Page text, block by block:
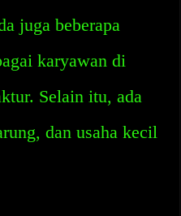
juga beberapa
karyawan di
Selain itu, ada
dan usaha kecil